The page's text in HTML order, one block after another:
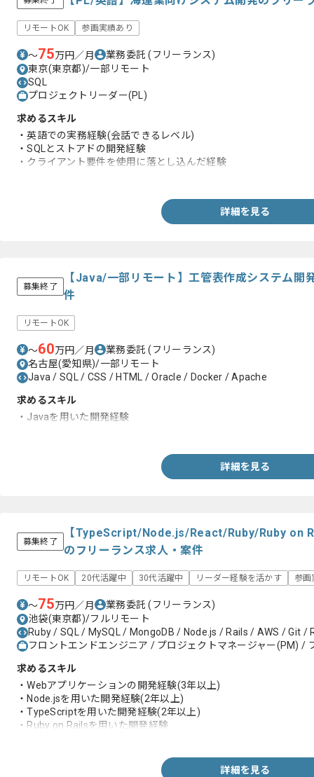
リモートOK 参画実績あり
〜75万円／月 業務委託(フリーランス)
東京(東京都)/一部リモート
SQL
プロジェクトリーダー(PL)
求めるスキル
・英語での実務経験(会話できるレベル)
・SQLとストアドの開発経験
・クライアント要件を使用に落とし込んだ経験
詳細を見る
募集終了
【Java/一部リモート】工管表作成システム開
件
リモートOK
〜60万円／月 業務委託(フリーランス)
名古屋(愛知県)/一部リモート
Java / SQL / CSS / HTML / Oracle / Docker / Apache
求めるスキル
・Javaを用いた開発経験
詳細を見る
募集終了
【TypeScript/Node.js/React/Ruby/Ruby on
のフリーランス求人・案件
リモートOK 20代活躍中 30代活躍中 リーダー経験を活かす 参画
〜75万円／月 業務委託(フリーランス)
池袋(東京都)/フルリモート
Ruby / SQL / MySQL / MongoDB / Node.js / Rails / AWS / Git
フロントエンドエンジニア / プロジェクトマネージャー(PM) /
求めるスキル
・Webアプリケーションの開発経験(3年以上)
・Node.jsを用いた開発経験(2年以上)
・TypeScriptを用いた開発経験(2年以上)
・Ruby on Railsを用いた開発経験
詳細を見る